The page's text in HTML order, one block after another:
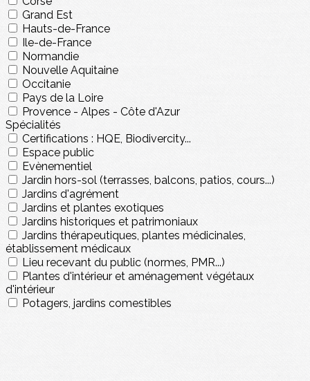
Grand Est
Hauts-de-France
Ile-de-France
Normandie
Nouvelle Aquitaine
Occitanie
Pays de la Loire
Provence - Alpes - Côte d'Azur
Spécialités
Certifications : HQE, Biodivercity...
Espace public
Evènementiel
Jardin hors-sol (terrasses, balcons, patios, cours...)
Jardins d'agrément
Jardins et plantes exotiques
Jardins historiques et patrimoniaux
Jardins thérapeutiques, plantes médicinales,
établissement médicaux
Lieu recevant du public (normes, PMR...)
Plantes d'intérieur et aménagement végétaux
d'intérieur
Potagers, jardins comestibles